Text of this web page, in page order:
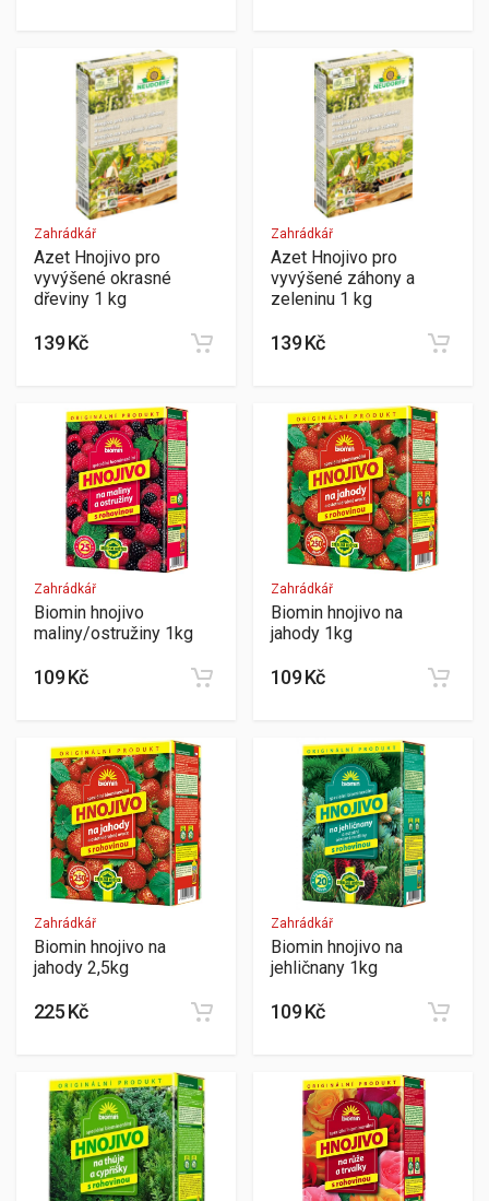
Zahrádkář
Azet Hnojivo pro
vyvýšené okrasné
dřeviny 1 kg
139 Kč
Zahrádkář
Azet Hnojivo pro
vyvýšené záhony a
zeleninu 1 kg
139 Kč
Zahrádkář
Biomin hnojivo
maliny/ostružiny 1kg
109 Kč
Zahrádkář
Biomin hnojivo na
jahody 1kg
109 Kč
Zahrádkář
Biomin hnojivo na
jahody 2,5kg
225 Kč
Zahrádkář
Biomin hnojivo na
jehličnany 1kg
109 Kč